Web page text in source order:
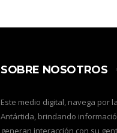
SOBRE NOSOTROS
Este medio digital, navega por
Antártida, brindando
generan interacción con su